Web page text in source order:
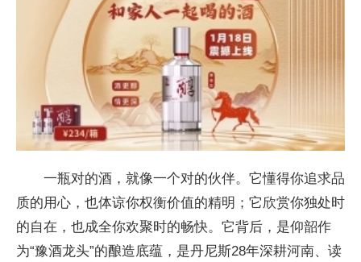
一瓶对的酒，就像一个对的伙伴。它懂得你追求品
质的用心，也体谅你权衡价值的精明；它欣赏你独处时
的自在，也成全你欢聚时的畅快。它背后，是仰韶作
为“豫酒龙头”的酿造底蕴，是丹尼斯28年深耕河南、读